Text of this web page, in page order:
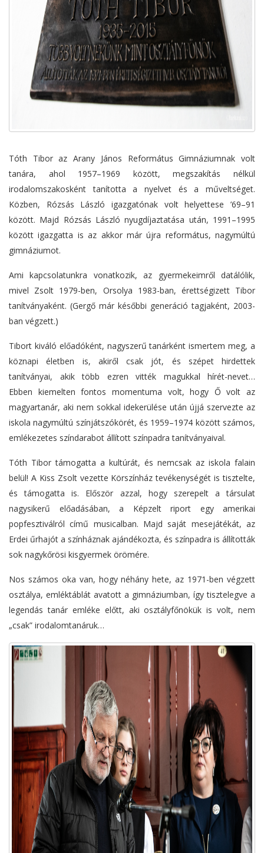
Tóth Tibor az Arany János Református Gimnáziumnak volt
tanára, ahol 1957–1969 között, megszakítás nélkül
irodalomszakosként tanította a nyelvet és a műveltséget.
Közben, Rózsás László igazgatónak volt helyettese ’69–91
között. Majd Rózsás László nyugdíjaztatása után, 1991–1995
között igazgatta is az akkor már újra református, nagymúltú
gimnáziumot.
Ami kapcsolatunkra vonatkozik, az gyermekeimről datálólik,
mivel Zsolt 1979-ben, Orsolya 1983-ban, érettségizett Tibor
tanítványaként. (Gergő már későbbi generáció tagjaként, 2003-
ban végzett.)
Tibort kiváló előadóként, nagyszerű tanárként ismertem meg, a
köznapi életben is, akiről csak jót, és szépet hirdettek
tanítványai, akik több ezren vitték magukkal hírét-nevet…
Ebben kiemelten fontos momentuma volt, hogy Ő volt az
magyartanár, aki nem sokkal idekerülése után újjá szervezte az
iskola nagymúltú színjátszókörét, és 1959–1974 között számos,
emlékezetes színdarabot állított színpadra tanítványaival.
Tóth Tibor támogatta a kultúrát, és nemcsak az iskola falain
belül! A Kiss Zsolt vezette Körszínház tevékenységét is tisztelte,
és támogatta is. Először azzal, hogy szerepelt a társulat
nagysikerű előadásában, a Képzelt riport egy amerikai
popfesztiválról című musicalban. Majd saját mesejátékát, az
Erdei űrhajót a színháznak ajándékozta, és színpadra is állították
sok nagykőrösi kisgyermek örömére.
Nos számos oka van, hogy néhány hete, az 1971-ben végzett
osztálya, emléktáblát avatott a gimnáziumban, így tisztelegve a
legendás tanár emléke előtt, aki osztályfőnökük is volt, nem
„csak” irodalomtanáruk…